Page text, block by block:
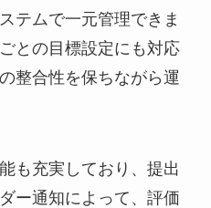
テムで一元管理できま
との目標設定にも対応
整合性を保ちながら運
も充実しており、提出
ー通知によって、評価